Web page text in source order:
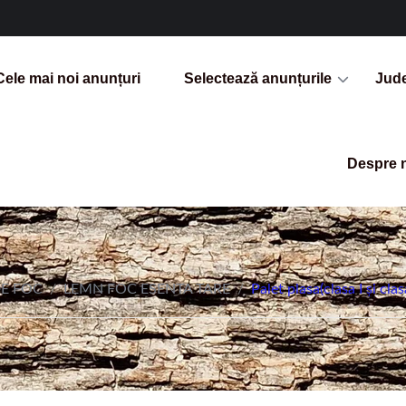
mai noi anunțuri Selectează anunțurile
Despre
FOC / LEMN FOC ESENTA TARE / Palet plasa(clasa I și